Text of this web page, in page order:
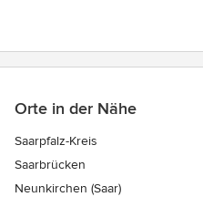
Orte in der Nähe
Saarpfalz-Kreis
Saarbrücken
Neunkirchen (Saar)